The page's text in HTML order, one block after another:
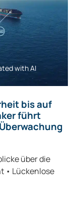
with AI
bis auf
führt
über die
• Lückenlose